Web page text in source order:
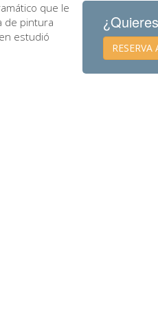
que le
de pintura
estudió